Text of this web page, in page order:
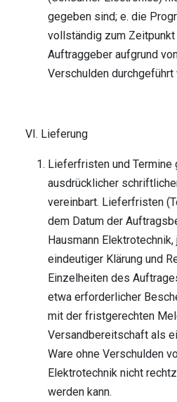
gegeben sind; e. die
vollständig zum
Auftraggeber aufgrund
Verschulden durchgeführt
VI. Lieferung
Lieferfristen und Termine
ausdrücklicher
vereinbart. Lieferfristen
dem Datum der
Hausmann
eindeutiger Klärung und
Einzelheiten des
etwa erforderlicher
mit der fristgerechten
Versandbereitschaft als
Ware ohne Verschulden
Elektrotechnik nicht
werden kann.